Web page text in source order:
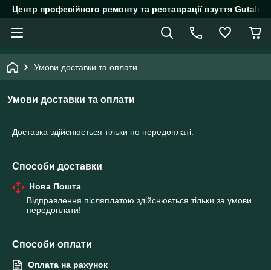
Центр професійного ремонту та реставрації взуття
Умови доставки та оплати
Умови доставки та оплати
Доставка здійснюється тільки по передоплаті.
Способи доставки
Нова Пошта
Відправлення післяплатою здійснюється тільки за умови
передоплати!
Способи оплати
Оплата на рахунок